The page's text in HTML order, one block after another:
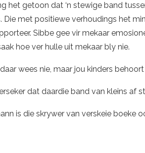
het getoon dat ‘n stewige band
Die met positiewe verhoudings het
Sibbe gee vir mekaar
hoe ver hulle uit mekaar bly nie.
wees nie, maar jou kinders
dat daardie band van kleins af
is die skrywer van verskeie boeke